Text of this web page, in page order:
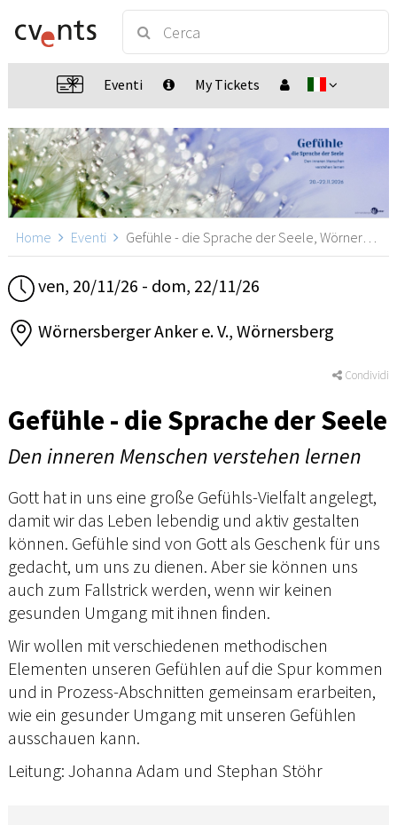
Eventi My Tickets
Home Eventi Gefühle - die Sprache der Seele, Wörnersberg
ven, 20/11/26 - dom, 22/11/26
Wörnersberger Anker e. V., Wörnersberg
Condividi
Gefühle - die Sprache der Seele
Den inneren Menschen verstehen lernen
Gott hat in uns eine große Gefühls-Vielfalt angelegt,
damit wir das Leben lebendig und aktiv gestalten
können. Gefühle sind von Gott als Geschenk für uns
gedacht, um uns zu dienen. Aber sie können uns
auch zum Fallstrick werden, wenn wir keinen
gesunden Umgang mit ihnen finden.
Wir wollen mit verschiedenen methodischen
Elementen unseren Gefühlen auf die Spur kommen
und in Prozess-Abschnitten gemeinsam erarbeiten,
wie ein gesunder Umgang mit unseren Gefühlen
ausschauen kann.
Leitung: Johanna Adam und Stephan Stöhr